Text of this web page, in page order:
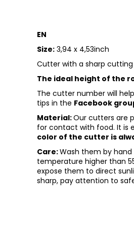
EN
Size: 3,94 x 4,53inch
Cutter with a sharp
The ideal height of the
The cutter number will
tips in the Facebook
Material:Our cutters are
for contact with food. It is
color of the cutter is
Care:Wash them by
temperature higher than
expose them to direct
sharp, pay attention to